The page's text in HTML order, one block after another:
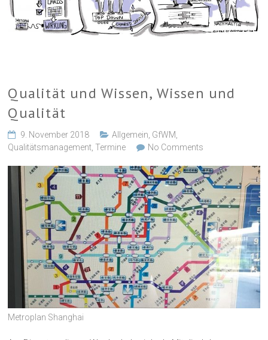
Qualität und Wissen, Wissen und
Qualität
9. November 2018 Allgemein GfWM
Qualitätsmanagement ,Termine No Comments
Metroplan Shanghai